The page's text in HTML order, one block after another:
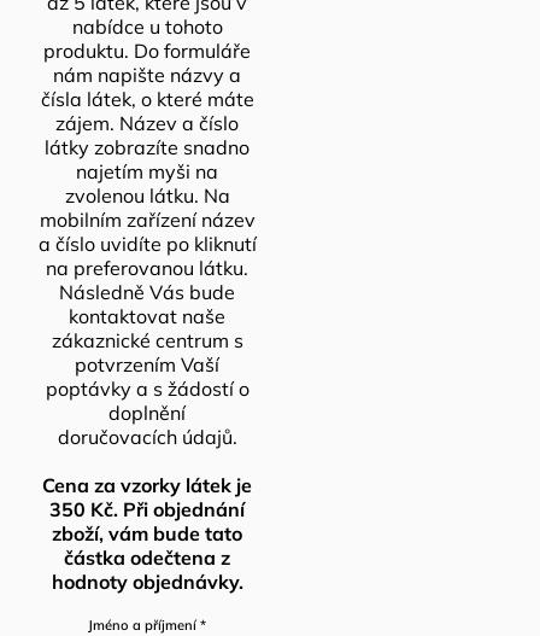
nabídce u tohoto
produktu. Do formuláře
nám napište názvy a
čísla látek, o které máte
zájem. Název a číslo
látky zobrazíte snadno
najetím myši na
zvolenou látku. Na
mobilním zařízení název
a číslo uvidíte po kliknutí
na preferovanou látku.
Následně Vás bude
kontaktovat naše
zákaznické centrum s
potvrzením Vaší
poptávky a s žádostí o
doplnění
doručovacích údajů.
Cena za vzorky látek je
350 Kč. Při objednání
zboží, vám bude tato
částka odečtena z
hodnoty objednávky.
Jméno a příjmení *